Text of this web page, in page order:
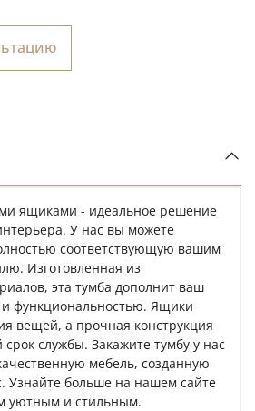
ящиками - идеальное решение
У нас вы можете
соответствующую вашим
Изготовленная из
эта тумба дополнит ваш
и функциональностью. Ящики
вещей, а прочная конструкция
срок службы. Закажите тумбу у нас
мебель, созданную
Узнайте больше на нашем сайте
уютным и стильным.